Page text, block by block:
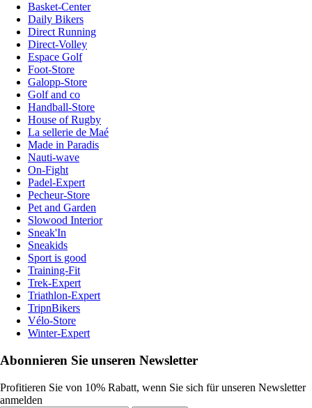
Basket-Center
Daily Bikers
Direct Running
Direct-Volley
Espace Golf
Foot-Store
Galopp-Store
Golf and co
Handball-Store
House of Rugby
La sellerie de Maé
Made in Paradis
Nauti-wave
On-Fight
Padel-Expert
Pecheur-Store
Pet and Garden
Slowood Interior
Sneak'In
Sneakids
Sport is good
Training-Fit
Trek-Expert
Triathlon-Expert
TripnBikers
Vélo-Store
Winter-Expert
Abonnieren Sie unseren Newsletter
Profitieren Sie von 10% Rabatt, wenn Sie sich für unseren Newsletter
anmelden